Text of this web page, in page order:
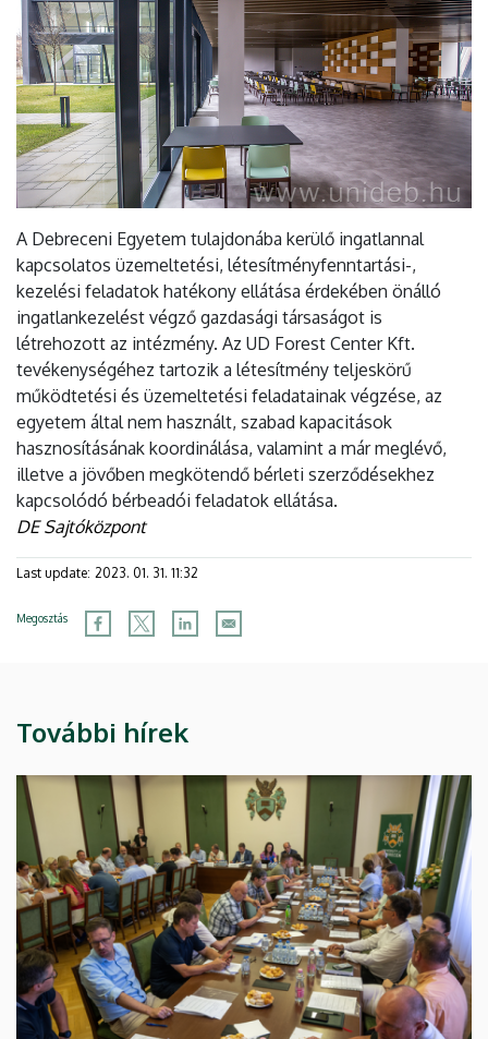
A Debreceni Egyetem tulajdonába kerülő ingatlannal
kapcsolatos üzemeltetési, létesítményfenntartási-,
kezelési feladatok hatékony ellátása érdekében önálló
ingatlankezelést végző gazdasági társaságot is
létrehozott az intézmény. Az UD Forest Center Kft.
tevékenységéhez tartozik a létesítmény teljeskörű
működtetési és üzemeltetési feladatainak végzése, az
egyetem által nem használt, szabad kapacitások
hasznosításának koordinálása, valamint a már meglévő,
illetve a jövőben megkötendő bérleti szerződésekhez
kapcsolódó bérbeadói feladatok ellátása.
DE Sajtóközpont
Last update: 2023. 01. 31. 11:32
Megosztás
További hírek